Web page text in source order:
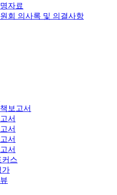
자료
회 의사록 및 의결사항
보고서
서
서
서
서
커스
가